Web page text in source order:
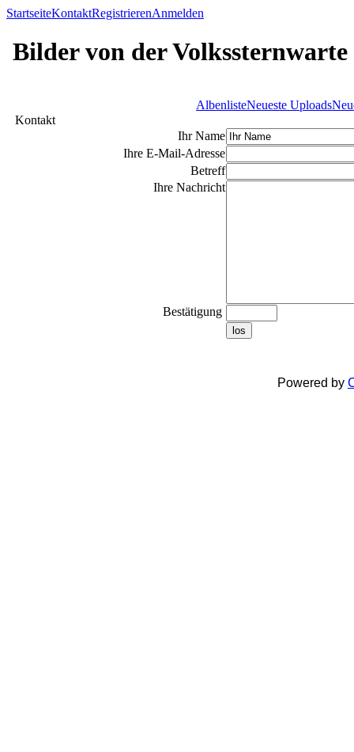
StartseiteKontaktRegistrierenAnmelden
Bilder von der Volkssternwarte
AlbenlisteNeueste Uploads
Kontakt
Ihr Name
Ihre E-Mail-Adresse
Betreff
Ihre Nachricht
Bestätigung
los
Powered by